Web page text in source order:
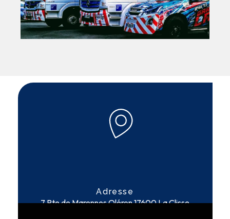
Adresse
7 Rte de Marennes Oléron17600 La Clisse